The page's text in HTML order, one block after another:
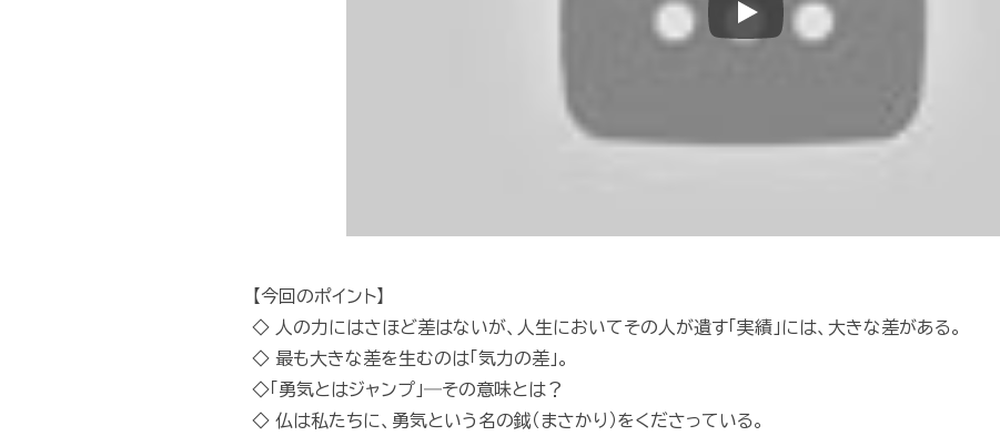
Play
【今回のポイント】
◇ 人の力にはさほど差はないが、人生においてその人が遺す「実績」には、大きな差がある。
◇ 最も大きな差を生むのは「気力の差」。
◇「勇気とはジャンプ」―その意味とは？
◇ 仏は私たちに、勇気という名の鉞（まさかり）をくださっている。